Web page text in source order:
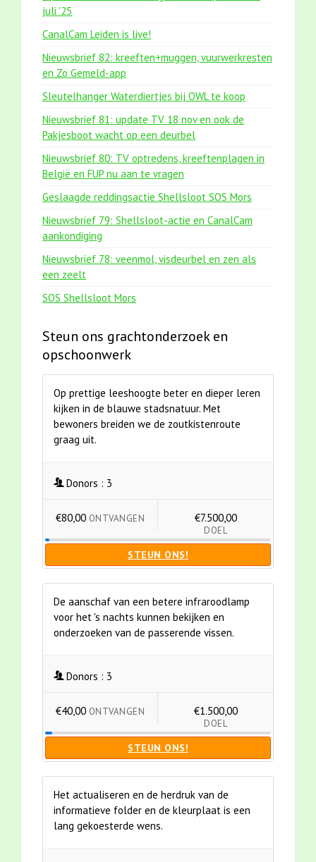
juli '25
CanalCam Leiden is live!
Nieuwsbrief 82: kreeften+muggen, vuurwerkresten
en Zo Gemeld-app
Sleutelhanger Waterdiertjes bij OWL te koop
Nieuwsbrief 81: update TV 18 nov en ook de
Pakjesboot wacht op een deurbel
Nieuwsbrief 80: TV optredens, kreeftenplagen in
België en FUP nu aan te vragen
Geslaagde reddingsactie Shellsloot SOS Mors
Nieuwsbrief 79: Shellsloot-actie en CanalCam
aankondiging
Nieuwsbrief 78: veenmol, visdeurbel en zen als
een zeelt
SOS Shellsloot Mors
Steun ons grachtonderzoek en
opschoonwerk
Op prettige leeshoogte beter en dieper leren
kijken in de blauwe stadsnatuur. Met
bewoners breiden we de zoutkistenroute
graag uit.
Donors : 3
€80,00 ONTVANGEN €7.500,00
DOEL
STEUN ONS!
De aanschaf van een betere infraroodlamp
voor het 's nachts kunnen bekijken en
onderzoeken van de passerende vissen.
Donors : 3
€40,00 ONTVANGEN €1.500,00
DOEL
STEUN ONS!
Het actualiseren en de herdruk van de
informatieve folder en de kleurplaat is een
lang gekoesterde wens.